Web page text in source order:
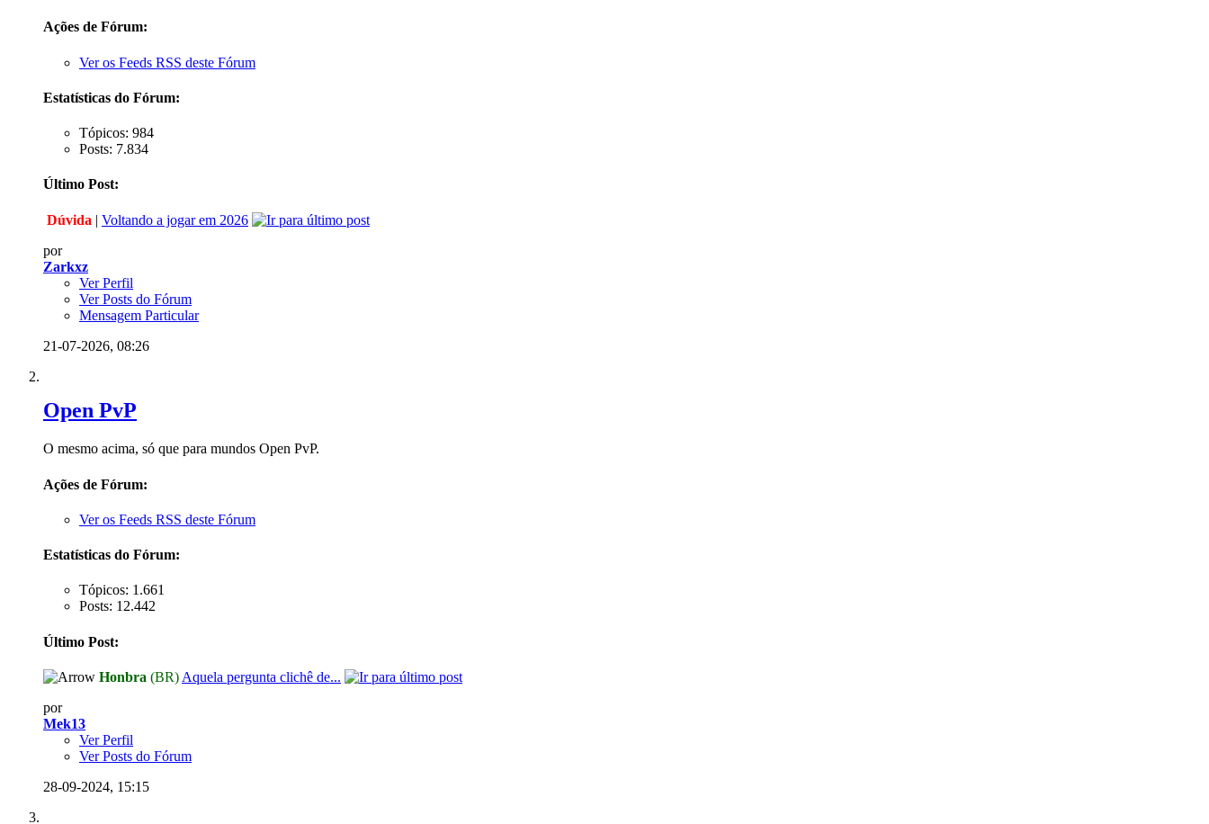
Ações de Fórum:
Ver os Feeds RSS deste Fórum
Estatísticas do Fórum:
Tópicos: 984
Posts: 7.834
Último Post:
Dúvida | Voltando a jogar em 2026
por
Zarkxz
Ver Perfil
Ver Posts do Fórum
Mensagem Particular
21-07-2026, 08:26
Open PvP
O mesmo acima, só que para mundos Open PvP.
Ações de Fórum:
Ver os Feeds RSS deste Fórum
Estatísticas do Fórum:
Tópicos: 1.661
Posts: 12.442
Último Post:
Honbra (BR) Aquela pergunta clichê de...
por
Mek13
Ver Perfil
Ver Posts do Fórum
28-09-2024, 15:15